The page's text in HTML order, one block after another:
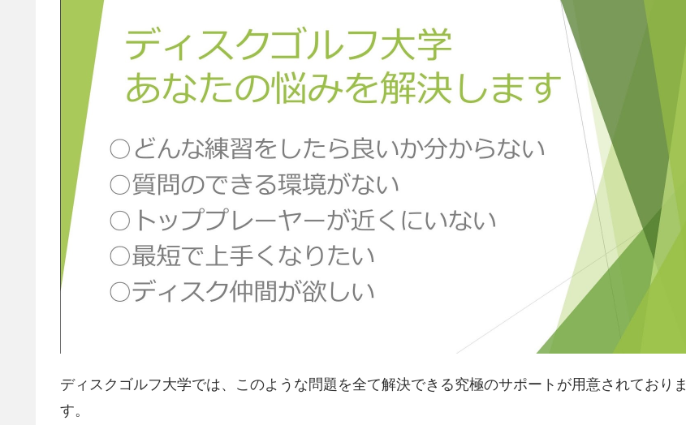
ディスクゴルフ大学では、このような問題を全て解決できる究極のサポートが用意されておりま
す。